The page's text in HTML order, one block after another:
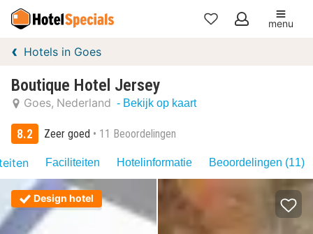
Mijn
menu
Hotels in Goes
Boutique Hotel Jersey
Goes Nederland - Bekijk op kaart
8.2 Zeer goed 11 Beoordelingen
Faciliteiten Hotelinformatie Beoordelingen (11)
Design hotel